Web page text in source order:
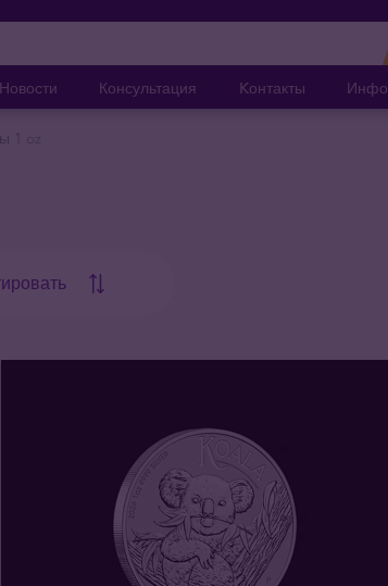
Новости Консультация Kонтакты Инфо